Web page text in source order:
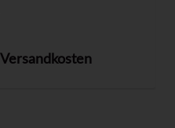
Versandkosten